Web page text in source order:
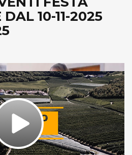
10-11-2025
Play
Video